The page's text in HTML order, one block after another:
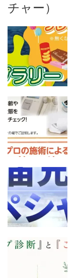
チャー）